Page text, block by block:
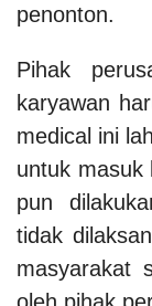
penonton.
Pihak
karyawan
medical ini
untuk
pun
tidak
masyarakat
oleh pihak